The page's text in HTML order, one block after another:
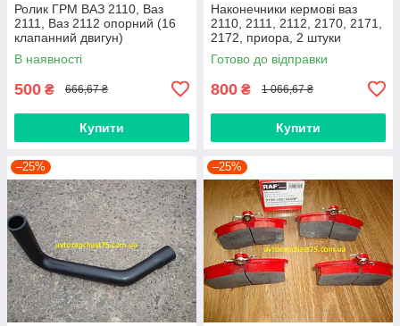
Ролик ГРМ ВАЗ 2110, Ваз
2111, Ваз 2112 опорний (16
клапанний двигун)
В наявності
500 ₴ 666,67 ₴
Купити
Наконечники кермові ваз
2110, 2111, 2112, 2170, 2171,
2172, приора, 2 штуки
(виробник Finwhale,
Німеччина)
Готово до відправки
800 ₴ 1 066,67 ₴
Купити
–25% –25%